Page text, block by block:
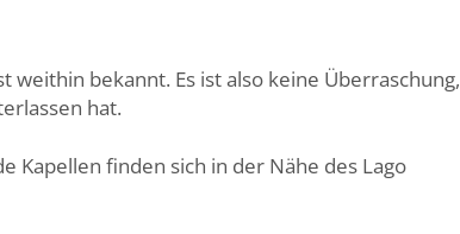
bekannt. Es ist also keine Überraschung,
hat.
Kapellen finden sich in der Nähe des Lago